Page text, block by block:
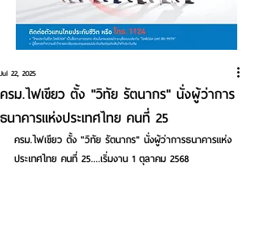
ครม.ไฟเขียว ตั้ง "วิทัย รัตนากร" นั่งผู้ว่าการ
ธนาคารแห่งประเทศไทย คนที่ 25
Jul 22, 2025
ครม.ไฟเขียว ตั้ง "วิทัย รัตนากร" นั่งผู้ว่าการธนาคารแห่ง
ประเทศไทย คนที่ 25....เริ่มงาน 1 ตุลาคม 2568